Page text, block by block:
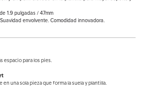
1.9 pulgadas / 47mm
envolvente. Comodidad innovadora.
espacio para los pies.
en una sola pieza que forma la suela y plantilla.